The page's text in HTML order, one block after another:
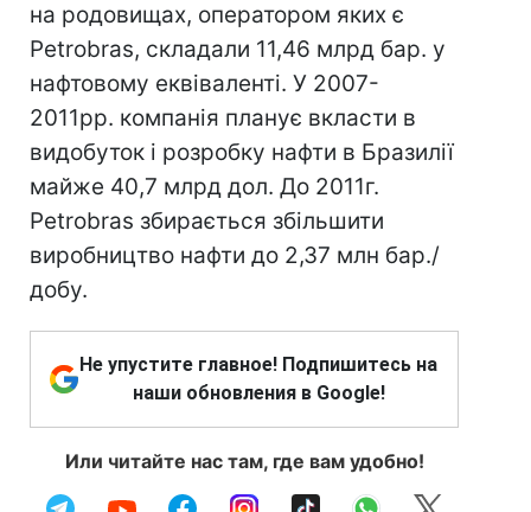
на родовищах, оператором яких є
Petrobras, складали 11,46 млрд бар. у
нафтовому еквіваленті. У 2007-
2011рр. компанія планує вкласти в
видобуток і розробку нафти в Бразилії
майже 40,7 млрд дол. До 2011г.
Petrobras збирається збільшити
виробництво нафти до 2,37 млн бар./
добу.
Не упустите главное! Подпишитесь на
наши обновления в Google!
Или читайте нас там, где вам удобно!